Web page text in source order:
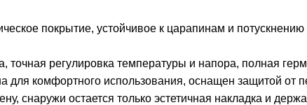
покрытие, устойчивое к царапинам и потускнению
регулировка температуры и напора, полная
комфортного использования, оснащен защитой от
снаружи остается только эстетичная накладка и